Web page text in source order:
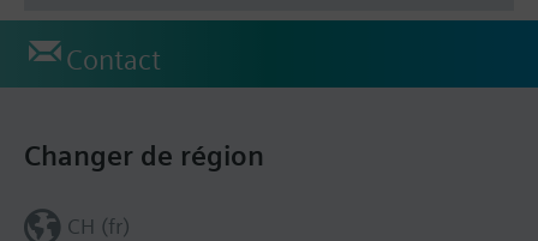
Contact
Changer de région
CH (fr)